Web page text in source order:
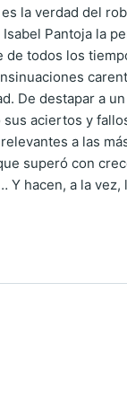
la verdad del
Pantoja la
de todos los
De destapar a
aciertos y
a las
superó con
Y hacen, a la